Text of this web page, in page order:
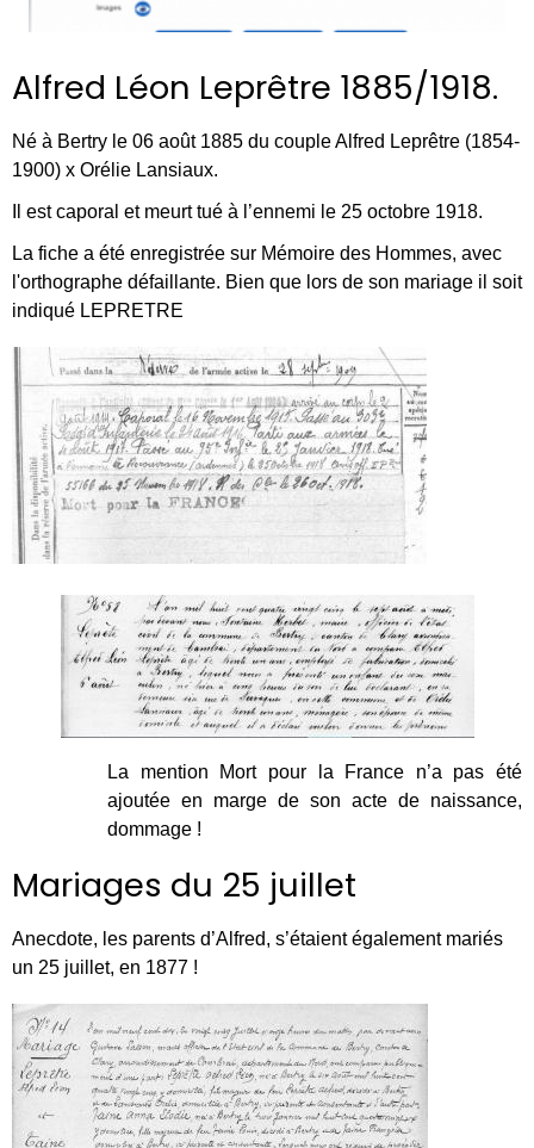
Alfred Léon Leprêtre 1885/1918.
Né à Bertry le 06 août 1885 du couple Alfred Leprêtre (1854-
1900) x Orélie Lansiaux.
Il est caporal et meurt tué à l’ennemi le 25 octobre 1918.
La fiche a été enregistrée sur Mémoire des Hommes, avec
l'orthographe défaillante. Bien que lors de son mariage il soit
indiqué LEPRETRE
La mention Mort pour la France n’a pas été
ajoutée en marge de son acte de naissance,
dommage !
Mariages du 25 juillet
Anecdote, les parents d’Alfred, s’étaient également mariés
un 25 juillet, en 1877 !